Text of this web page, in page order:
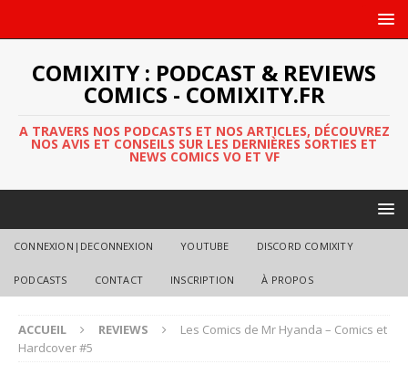
COMIXITY : PODCAST & REVIEWS
COMICS - COMIXITY.FR
A TRAVERS NOS PODCASTS ET NOS ARTICLES, DÉCOUVREZ
NOS AVIS ET CONSEILS SUR LES DERNIÈRES SORTIES ET
NEWS COMICS VO ET VF
CONNEXION|DECONNEXION YOUTUBE DISCORD COMIXITY
PODCASTS CONTACT INSCRIPTION À PROPOS
ACCUEIL REVIEWS
Les Comics de Mr Hyanda – Comics et
Hardcover #5